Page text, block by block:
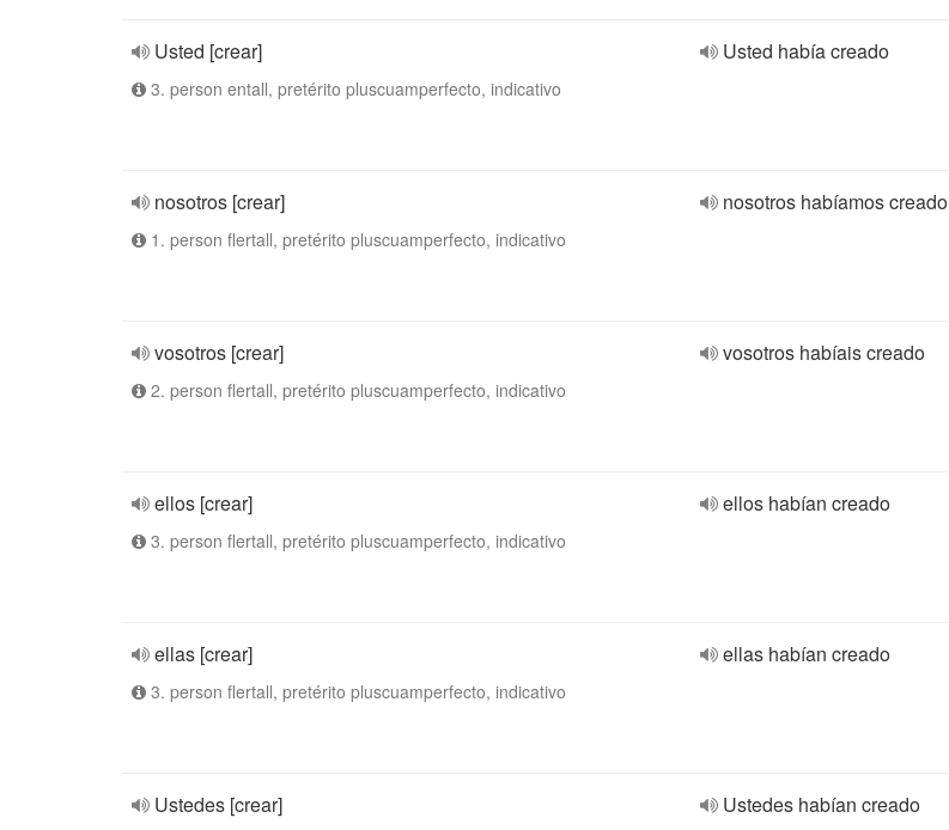
Usted [crear]
3. person entall, pretérito pluscuamperfecto, indicativo
Usted había creado
nosotros [crear]
1. person flertall, pretérito pluscuamperfecto, indicativo
nosotros habíamos creado
vosotros [crear]
2. person flertall, pretérito pluscuamperfecto, indicativo
vosotros habíais creado
ellos [crear]
3. person flertall, pretérito pluscuamperfecto, indicativo
ellos habían creado
ellas [crear]
3. person flertall, pretérito pluscuamperfecto, indicativo
ellas habían creado
Ustedes [crear] Ustedes habían creado